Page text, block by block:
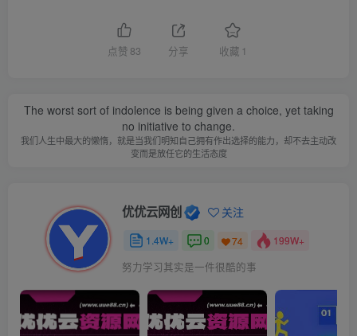
点赞 83 分享 收藏 1
The worst sort of indolence is being given a choice, yet taking
no initiative to change.
我们人生中最大的懒惰，就是当我们明知自己拥有作出选择的能力，却不去主动改
变而是放任它的生活态度
优优云网创 关注
1.4W+ 0 74 199W+
努力学习其实是一件很酷的事